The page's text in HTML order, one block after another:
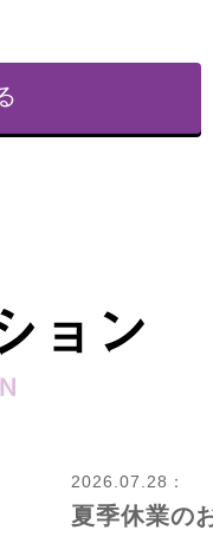
2026.07.28：
夏季休業の